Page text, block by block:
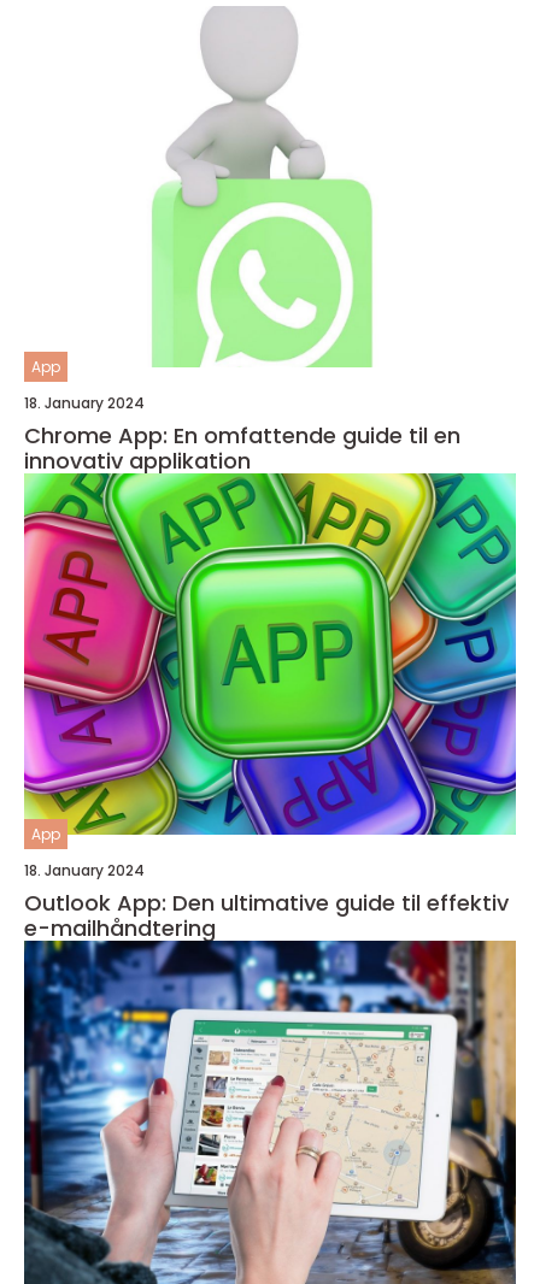
App
18. January 2024
Chrome App: En omfattende guide til en
innovativ applikation
App
18. January 2024
Outlook App: Den ultimative guide til effektiv
e-mailhåndtering